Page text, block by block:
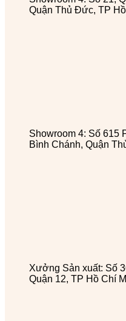
Quận Thủ Đức, TP
Showroom 4: Số 615
Bình Chánh, Quận
Xưởng Sản xuất: Số
Quận 12, TP Hồ Chí